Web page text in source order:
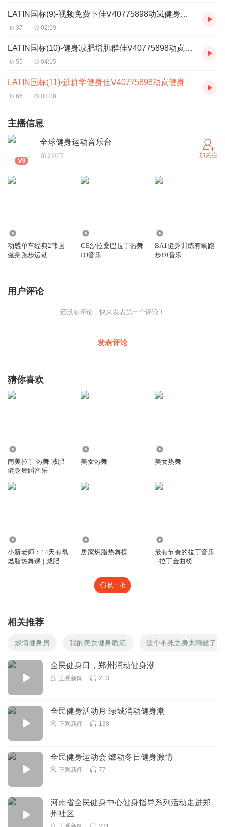
LATIN国标(9)-视频免费下佳V40775898动岚健身学院
37 02:59
LATIN国标(10)-健身减肥增肌群佳V40775898动岚健身
55 04:15
LATIN国标(11)-进群学健身佳V40775898动岚健身
66 03:08
主播信息
全球健身运动音乐台
2.66万 加关注
动感单车经典2韩国
健身跑步运动
CE沙拉桑巴拉丁热舞
DJ音乐
BA1健身训练有氧跑
步DJ音乐
用户评论
还没有评论，快来发表第一个评论！
发表评论
猜你喜欢
南美拉丁 热舞 减肥
健身舞蹈音乐
美女热舞 美女热舞
小新老师：14天有氧
燃脂热舞课 | 减肥健
居家燃脂热舞操
最有节奏的拉丁音乐
│拉丁金曲榜
换一批
相关推荐
燃情健身房 我的美女健身教练 这个不死之身太稳健了
全民健身日，郑州涌动健身潮
正观新闻 213
全民健身活动月 绿城涌动健身潮
正观新闻 138
全民健身运动会 燃动冬日健身激情
正观新闻 77
河南省全民健身中心健身指导系列活动走进郑
州社区